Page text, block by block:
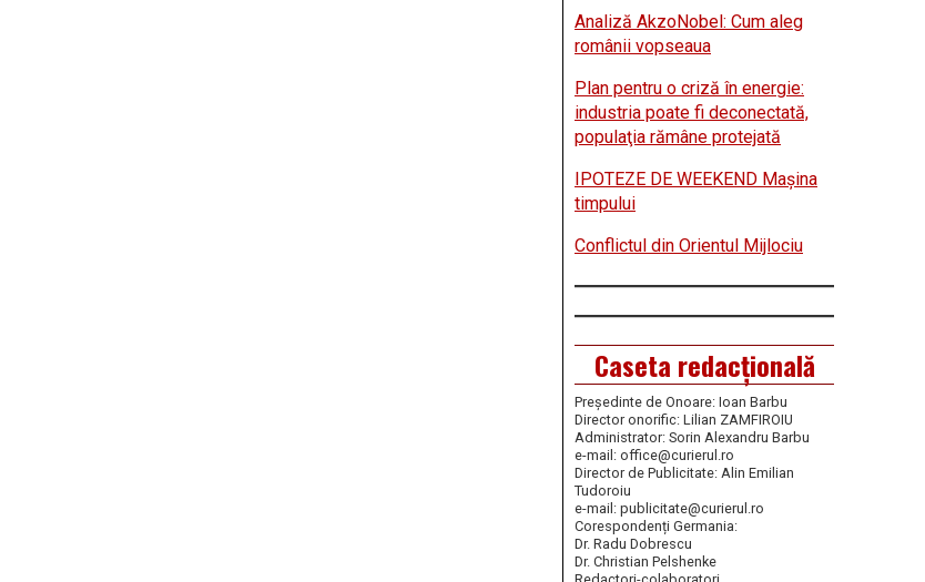
Analiză AkzoNobel: Cum aleg
românii vopseaua
Plan pentru o criză în energie:
industria poate fi deconectată,
populaţia rămâne protejată
IPOTEZE DE WEEKEND Maşina
timpului
Conflictul din Orientul Mijlociu
Caseta redacțională
Președinte de Onoare: Ioan Barbu
Director onorific: Lilian ZAMFIROIU
Administrator: Sorin Alexandru Barbu
e-mail: office@curierul.ro
Director de Publicitate: Alin Emilian
Tudoroiu
e-mail: publicitate@curierul.ro
Corespondenți Germania:
Dr. Radu Dobrescu
Dr. Christian Pelshenke